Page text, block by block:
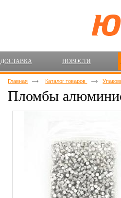
ДОСТАВКА НОВОСТИ
Главная Каталог товаров
Пломбы